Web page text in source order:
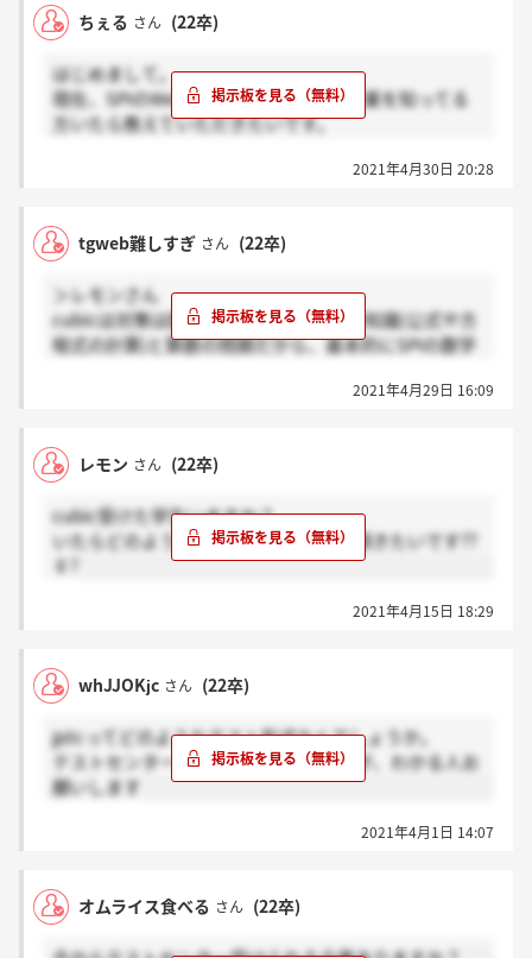
ちぇる さん (22卒)
はじめまして。
現在、SPIのWebテストを受けられる企業を知ってる
方いたら教えていただきたいです。
2021年4月30日 20:28
tgweb難しすぎ さん (22卒)
＞レモンさん
cubicは対策は数学は中学レベルまでの知識(公式や方
程式の計算)と算数の問題だから、基本的にSPIの数学
しい漢字を選ぶ知識問題と熟語の中で一つ仲間はずれ
が出る。国語と英語は完全に今までの積み重ねがある
かないかなのでこのテストだけの対策という対策は難
2021年4月29日 16:09
レモン さん (22卒)
cubic受けた学生いますか？
いたらどのように対策したかを教えて頂きたいです??
♀?
2021年4月15日 18:29
whJJOKjc さん (22卒)
jjstcってどのようなテスト形式なんでしょうか。
テストセンターに受験しに行くのですが、わかる人お
願いします
2021年4月1日 14:07
オムライス食べる さん (22卒)